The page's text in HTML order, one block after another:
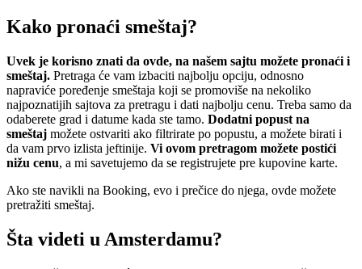
Kako pronaći smeštaj?
Uvek je korisno znati da ovde, na našem sajtu možete pronaći i
smeštaj. Pretraga će vam izbaciti najbolju opciju, odnosno
napraviće poređenje smeštaja koji se promoviše na nekoliko
najpoznatijih sajtova za pretragu i dati najbolju cenu. Treba samo da
odaberete grad i datume kada ste tamo. Dodatni popust na
smeštaj možete ostvariti ako filtrirate po popustu, a možete birati i
da vam prvo izlista jeftinije. Vi ovom pretragom možete postići
nižu cenu, a mi savetujemo da se registrujete pre kupovine karte.
Ako ste navikli na Booking, evo i prečice do njega, ovde možete
pretražiti smeštaj.
Šta videti u Amsterdamu?